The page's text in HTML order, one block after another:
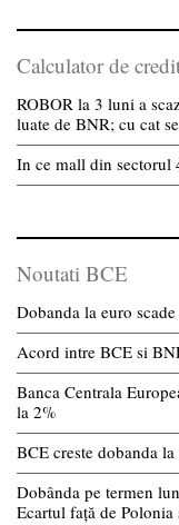
Calculator de
ROBOR la 3 luni a
luate de BNR; cu cat
In ce mall din sectorul
Noutati BCE
Dobanda la euro
Acord intre BCE si
Banca Centrala
la 2%
BCE creste dobanda
Dobânda pe termen
Ecartul față de